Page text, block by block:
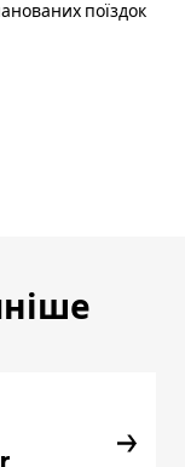
поїздок